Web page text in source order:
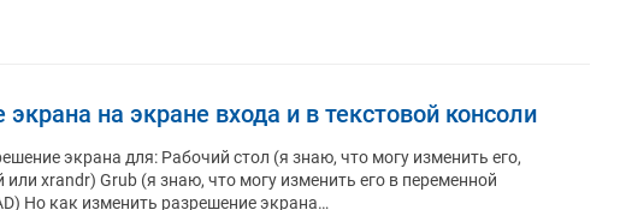
на экране входа и в текстовой консоли
экрана для: Рабочий стол (я знаю, что могу изменить его,
xrandr) Grub (я знаю, что могу изменить его в переменной
Но как изменить разрешение экрана…